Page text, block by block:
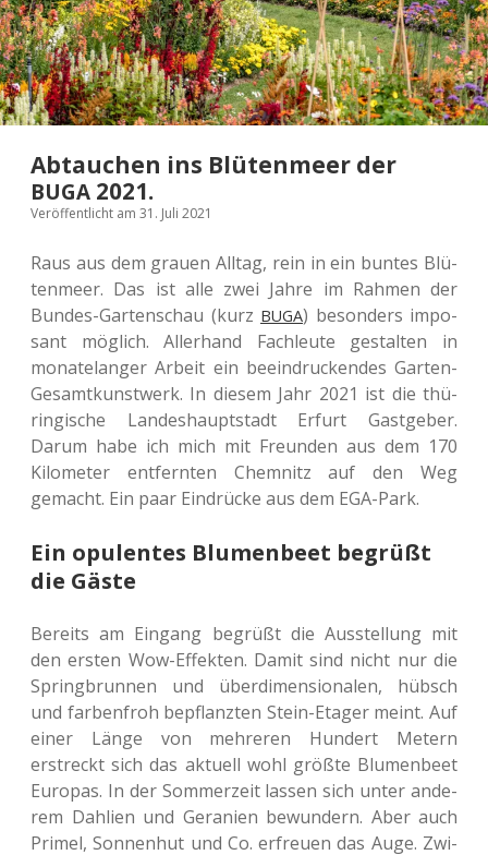
Abtauchen ins Blütenmeer der
BUGA 2021.
Veröffentlicht am 31. Juli 2021
Raus aus dem grauen Alltag, rein in ein buntes Blü­
ten­meer. Das ist alle zwei Jahre im Rahmen der
Bundes-Gar­ten­schau (kurz BUGA) beson­ders impo­
sant mög­lich. Aller­hand Fach­leu­te gestal­ten in
mona­te­lan­ger Arbeit ein beein­dru­cken­des Garten-
Gesamt­kunst­werk. In diesem Jahr 2021 ist die thü­
rin­gi­sche Lan­des­haupt­stadt Erfurt Gast­ge­ber.
Darum habe ich mich mit Freun­den aus dem 170
Kilo­me­ter ent­fern­ten Chem­nitz auf den Weg
gemacht. Ein paar Ein­drü­cke aus dem EGA-Park.
Ein opulentes Blumenbeet begrüßt
die Gäste
Bereits am Ein­gang begrüßt die Aus­stel­lung mit
den ersten Wow-Effek­ten. Damit sind nicht nur die
Spring­brun­nen und über­di­men­sio­na­len, hübsch
und far­ben­froh bepflanz­ten Stein-Etager meint. Auf
einer Länge von meh­re­ren Hun­dert Metern
erstreckt sich das aktu­ell wohl größte Blu­men­beet
Euro­pas. In der Som­mer­zeit lassen sich unter ande­
rem Dah­li­en und Gera­ni­en bewun­dern. Aber auch
Primel, Son­nen­hut und Co. erfreu­en das Auge. Zwi­